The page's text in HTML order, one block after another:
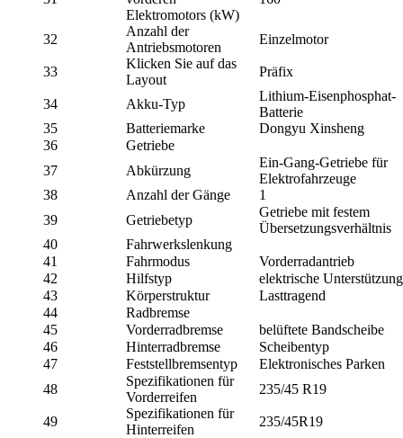
Elektromotors (kW)
32
Anzahl der
Antriebsmotoren
Einzelmotor
33
Klicken Sie auf das
Layout
Präfix
34 Akku-Typ
Lithium-Eisenphosphat-
Batterie
35
Batteriemarke
Dongyu Xinsheng
36
Getriebe
37
Abkürzung
Ein-Gang-Getriebe für
Elektrofahrzeuge
38
Anzahl der Gänge
1
39
Getriebetyp
Getriebe mit festem
Übersetzungsverhältnis
40
Fahrwerkslenkung
41
Fahrmodus
Vorderradantrieb
42
Hilfstyp
elektrische Unterstützung
43
Körperstruktur
Lasttragend
44
Radbremse
45
Vorderradbremse
belüftete Bandscheibe
46
Hinterradbremse
Scheibentyp
47
Feststellbremsentyp
Elektronisches Parken
48
Spezifikationen für
Vorderreifen
235/45 R19
49
Spezifikationen für
Hinterreifen
235/45R19